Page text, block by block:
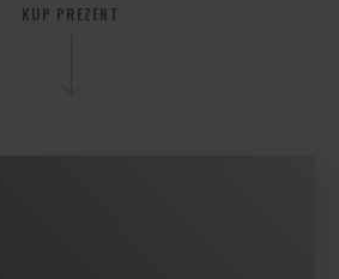
KUP PREZENT